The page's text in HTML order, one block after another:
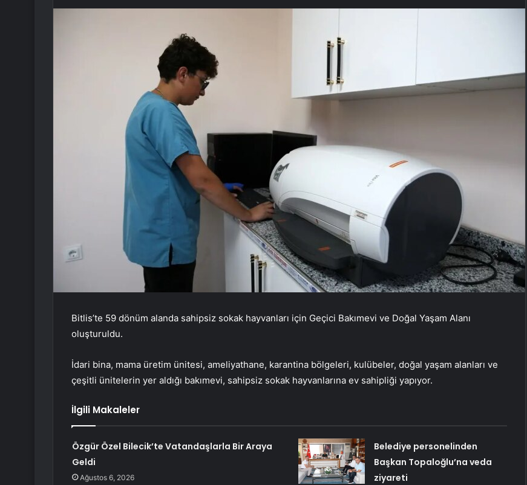
Bitlis’te 59 dönüm alanda sahipsiz sokak hayvanları için Geçici Bakımevi ve Doğal Yaşam Alanı
oluşturuldu.
İdari bina, mama üretim ünitesi, ameliyathane, karantina bölgeleri, kulübeler, doğal yaşam alanları ve
çeşitli ünitelerin yer aldığı bakımevi, sahipsiz sokak hayvanlarına ev sahipliği yapıyor.
İlgili Makaleler
Özgür Özel Bilecik’te Vatandaşlarla Bir Araya
Geldi
Ağustos 6, 2026
Belediye personelinden
Başkan Topaloğlu’na veda
ziyareti